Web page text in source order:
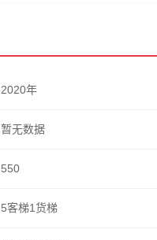
2020年
暂无数据
550
5客梯1货梯